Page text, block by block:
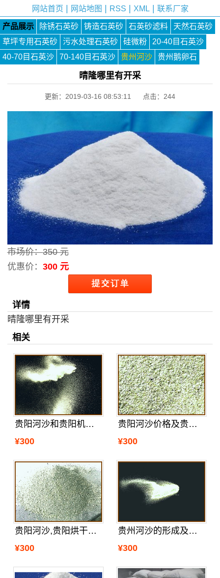
网站首页 网站地图 RSS XML| 联系厂家
产品展示 除锈石英砂 铸造石英砂 石英砂滤料
天然石英砂
草坪专用石英砂
污水处理石英砂 硅微粉
20-40目石英沙
40-70目石英沙
70-140目石英沙 贵州河沙 贵州鹅卵石
晴隆哪里有开采
更新：2019-03-16 08:53:11 点击： 244
市场价：350 元
优惠价： 300 元
详情
晴隆哪里有开采
相关
贵阳河沙和贵阳机制沙的特点
¥300
贵阳河沙价格及贵阳河沙区分真假
¥300
贵阳河沙,贵阳烘干沙哪里有
¥300
贵州河沙的形成及贵州河沙厂家分析的
¥300